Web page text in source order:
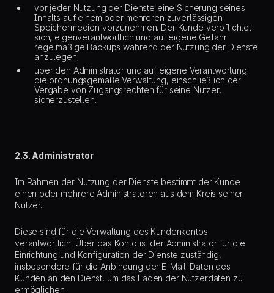
vor jeder Nutzung der Dienste eine Sicherung seines
Inhalts auf einem oder mehreren zuverlässigen
Speichermedien vorzunehmen. Der Kunde verpflichtet
sich, eigenverantwortlich und auf eigene Gefahr
regelmäßige Backups während der Nutzung der Dienste
anzulegen;
über den Administrator und auf eigene Verantwortung
die ordnungsgemäße Verwaltung, einschließlich der
Vergabe von Zugangsrechten für seine Nutzer,
sicherzustellen.
2.3. Administrator
Im Rahmen der Nutzung der Dienste bestimmt der Kunde
einen oder mehrere Administratoren aus dem Kreis seiner
Nutzer.
Diese sind für die Verwaltung des Kundenkontos
verantwortlich. Über das Konto ist der Administrator für die
Einrichtung und Konfiguration der Dienste zuständig,
insbesondere für die Anbindung der E-Mail-Daten des
Kunden an den Dienst, um das Laden der Nutzerdaten zu
ermöglichen.